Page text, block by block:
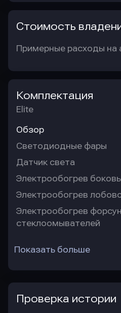
Стоимость
Примерные расходы на
Комплектация
Elite
Обзор
Светодиодные фары
Датчик света
Электрообогрев
Электрообогрев
Электрообогрев
стеклоомывателей
Показать больше
Проверка истории